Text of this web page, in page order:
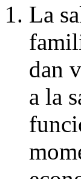
La
dan
a la